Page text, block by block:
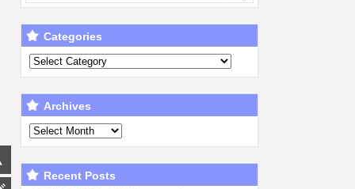
Categories
Archives
Recent Posts